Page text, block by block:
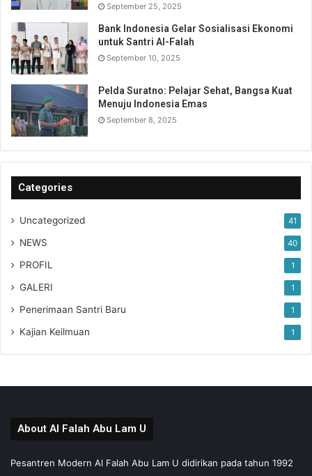
September 25, 2025
Bank Indonesia Gelar Sosialisasi Ekonomi
untuk Santri Al-Falah
September 10, 2025
Pelda Suratno: Pelajar Sehat, Bangsa Kuat
Menuju Indonesia Emas
September 8, 2025
Categories
Uncategorized 41
NEWS 40
PROFIL 1
GALERI 1
Penerimaan Santri Baru 1
Kajian Keilmuan 1
About Al Falah Abu Lam U
Pesantren Modern Al Falah Abu Lam U didirikan pada tahun 1992